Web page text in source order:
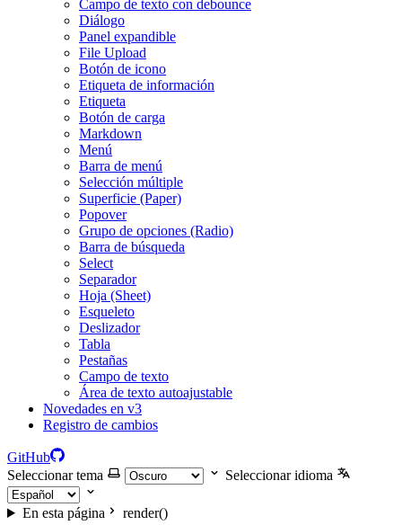
Campo de texto con debounce
Diálogo
Panel expandible
File Upload
Botón de icono
Etiqueta de información
Etiqueta
Botón de carga
Markdown
Menú
Barra de menú
Selección múltiple
Superficie (Paper)
Popover
Grupo de opciones (Radio)
Barra de búsqueda
Select
Separador
Hoja (Sheet)
Esqueleto
Deslizador
Tabla
Pestañas
Campo de texto
Área de texto autoajustable
Novedades en v3
Registro de cambios
GitHub
Seleccionar tema
Seleccionar idioma
En esta página render()